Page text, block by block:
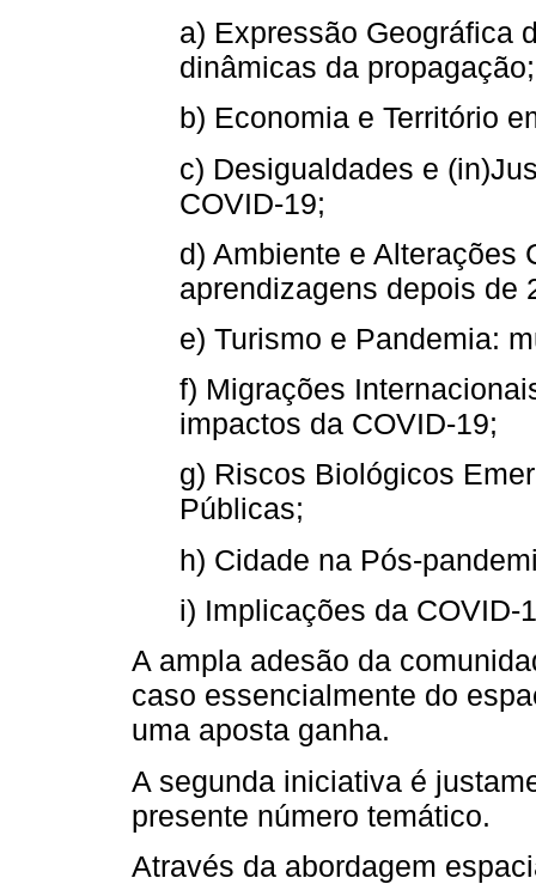
a) Expressão Geográfica
dinâmicas da propagação;
b) Economia e Território
c) Desigualdades e
COVID-19;
d) Ambiente e Alterações
aprendizagens depois de
e) Turismo e Pandemia:
f) Migrações
impactos da COVID-19;
g) Riscos Biológicos
Públicas;
h) Cidade na Pós-
i) Implicações da COVID-
A ampla adesão da
caso essencialmente do
uma aposta ganha.
A segunda iniciativa é
presente número temático.
Através da abordagem